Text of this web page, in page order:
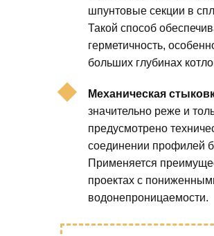
шпунтовые секции в
Такой способ
герметичность,
больших глубинах
Механическая
значительно реже и
предусмотрено
соединении профилей
Применяется
проектах с
водонепроницаемости.